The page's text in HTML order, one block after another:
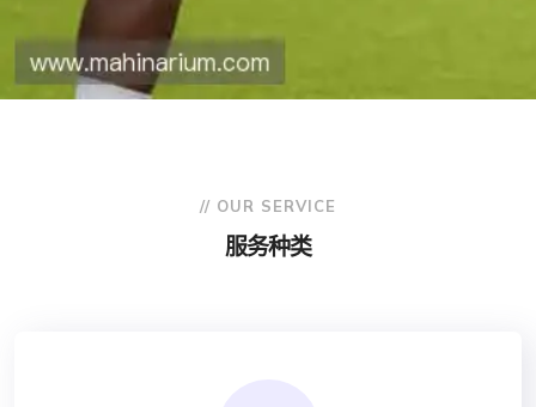
// OUR SERVICE
服务种类